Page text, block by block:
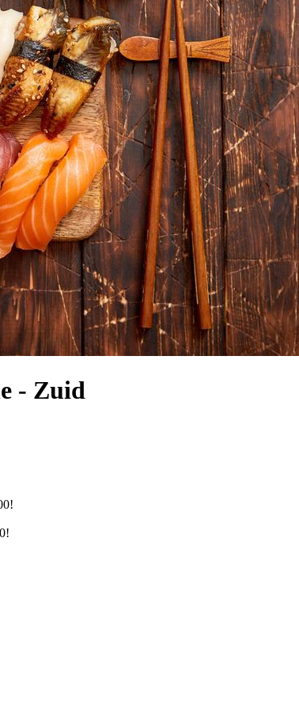
- Zuid